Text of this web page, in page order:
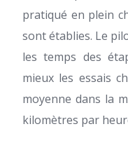
pratiqué en plein
sont établies. Le
les temps des
mieux les essais
moyenne dans la
kilomètres par